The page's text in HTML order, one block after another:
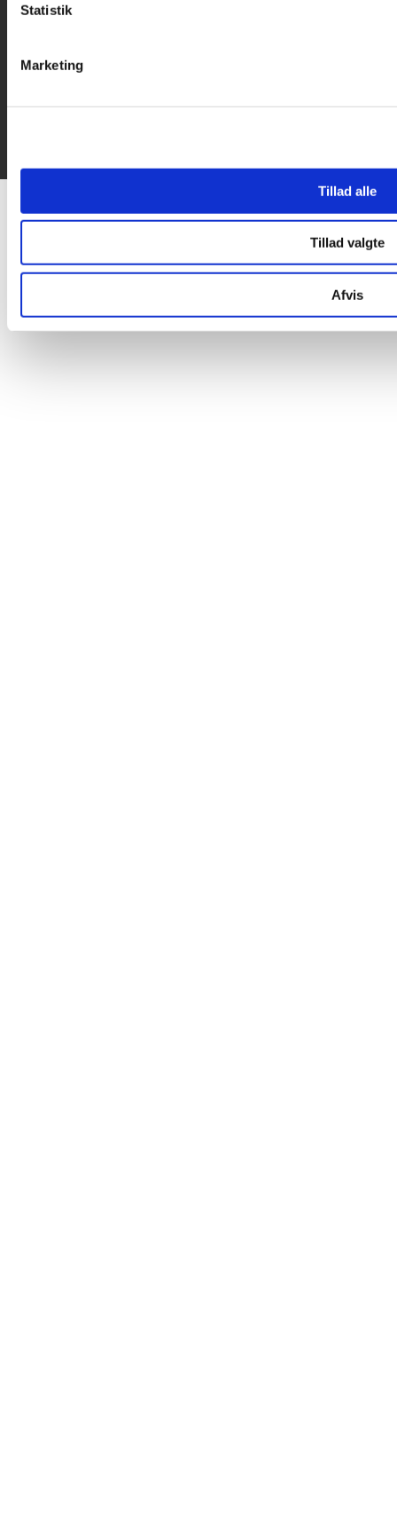
Statistik
Marketing
Tillad alle
Tillad valgte
Afvis